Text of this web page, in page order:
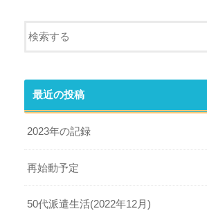
最近の投稿
2023年の記録
再始動予定
50代派遣生活(2022年12月)